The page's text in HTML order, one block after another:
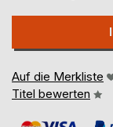
Auf die Merkliste
Titel bewerten